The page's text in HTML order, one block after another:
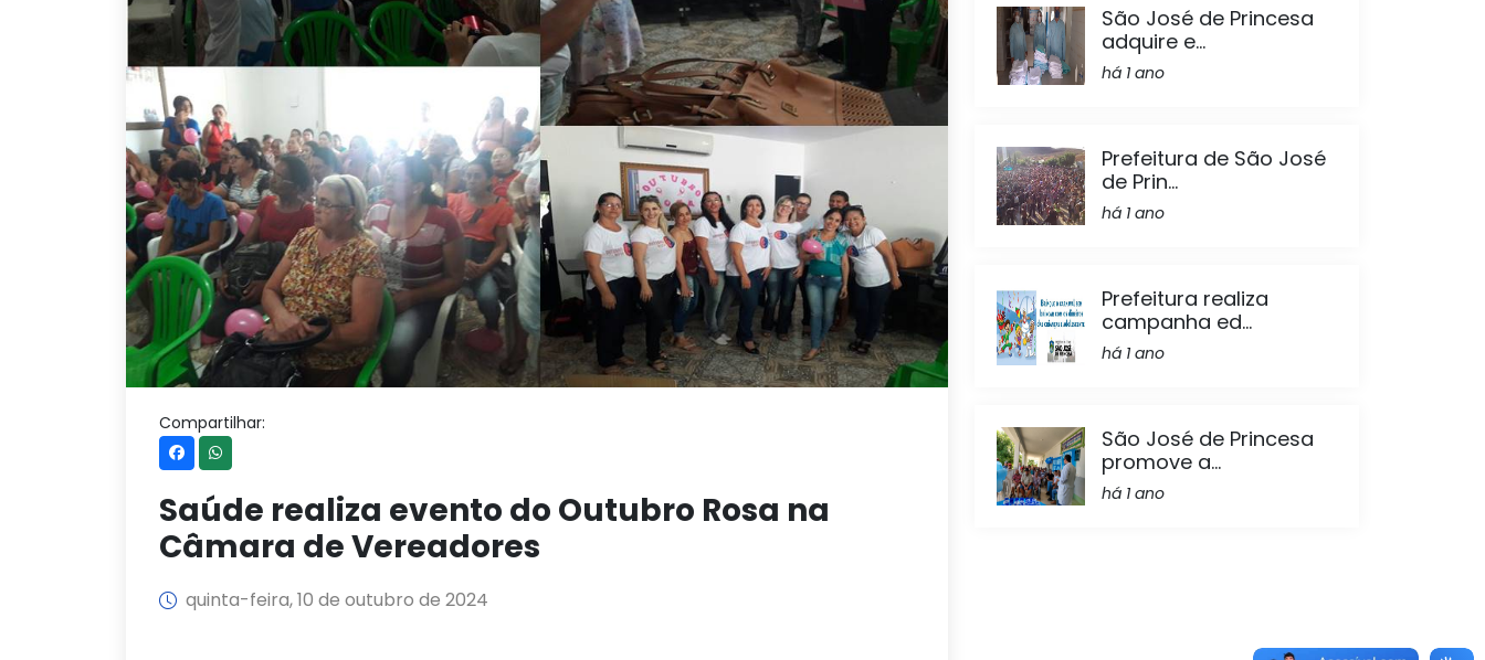
Compartilhar:
Saúde realiza evento do Outubro Rosa na
Câmara de Vereadores
quinta-feira, 10 de outubro de 2024
São José de Princesa
adquire e...
há 1 ano
Prefeitura de São José
de Prin...
há 1 ano
Prefeitura realiza
campanha ed...
há 1 ano
São José de Princesa
promove a...
há 1 ano